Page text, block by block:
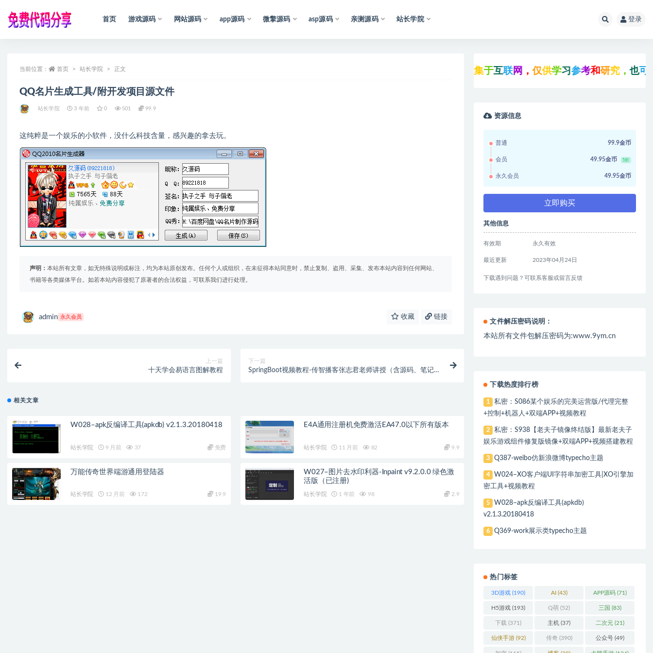
首页 游戏源码 网站源码 app源码 微擎源码 asp源码 亲测源码 站长学院 登录
当前位置： 首页 站长学院 正文
QQ名片生成工具/附开发项目源文件
站长学院 3 年前 0 501 99.9
这纯粹是一个娱乐的小软件，没什么科技含量，感兴趣的拿去玩。
声明： 本站所有文章，如无特殊说明或标注，均为本站原创发布。任何个人或组织，在未征得本站同意时，禁止复制、盗用、采集、发布本站内容到任何网站、
书籍等各类媒体平台。如若本站内容侵犯了原著者的合法权益，可联系我们进行处理。
admin 永久会员 收藏 链接
上一篇
十天学会易语言图解教程
下一篇
SpringBoot视频教程-传智播客张志君老师讲授（含源码、笔记、
相关文章
W028–apk反编译工具(apkdb) v2.1.3.20180418
站长学院 9 月前 37 免费
E4A通用注册机免费激活EA47.0以下所有版本
站长学院 11 月前 82 9.9
万能传奇世界端游通用登陆器
站长学院 12 月前 172 19.9
W027–图片去水印利器-Inpaint v9.2.0.0 绿色激
活版（已注册)
站长学院 1 年前 98 2.9
于互联网，仅 供学习参考和研究，也 可能存
资源信息
普通 99.9金币
会员 49.95金币 5折
永久会员 49.95金币
立即购买
其他信息
有效期 永久有效
最近更新 2023年04月24日
下载遇到问题？可联系客服或留言反馈
文件解压密码说明：
本站所有文件包解压密码为:www.9ym.cn
下载热度排行榜
1
私密：S086某个娱乐的完美运营版/代理完整
+控制+机器人+双端APP+视频教程
2
私密：S938【老夫子镜像终结版】最新老夫子
娱乐游戏组件修复版镜像+双端APP+视频搭建教程
3 Q387-weibo仿新浪微博typecho主题
4
W024–XO客户端UI字符串加密工具|XO引擎加
密工具+视频教程
5
W028–apk反编译工具(apkdb)
v2.1.3.20180418
6 Q369-work展示类typecho主题
热门标签
3D游戏 (190) AI(43) APP源码(71)
H5游戏 (193) Q萌 (52) 三国 (83)
下载 (371) 主机 (37) 二次元(21)
仙侠手游(92) 传奇(390) 公众号(49)